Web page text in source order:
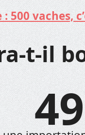
500 vaches,
t-il